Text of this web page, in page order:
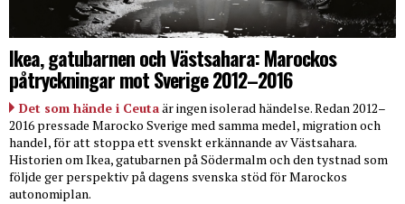
Ikea, gatubarnen och Västsahara: Marockos
påtryckningar mot Sverige 2012–2016
Det som hände i Ceutaär ingen isolerad händelse. Redan 2012–
2016 pressade Marocko Sverige med samma medel, migration och
handel, för att stoppa ett svenskt erkännande av Västsahara.
Historien om Ikea, gatubarnen på Södermalm och den tystnad som
följde ger perspektiv på dagens svenska stöd för Marockos
autonomiplan.